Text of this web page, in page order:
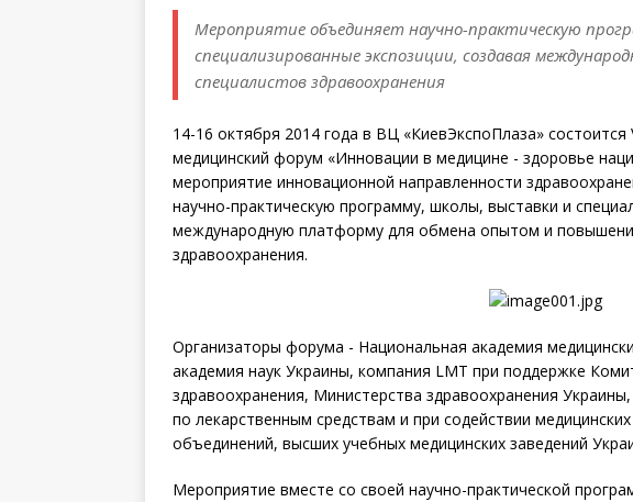
Мероприятие объединяет научно-практическую
специализированные экспозиции, создавая
специалистов здравоохранения
14-16 октября 2014 года в ВЦ «КиевЭкспоПлаза»
медицинский форум «Инновации в медицине - здоровье
мероприятие инновационной направленности
научно-практическую программу, школы, выставки и
международную платформу для обмена опытом и
здравоохранения.
Организаторы форума - Национальная академия
академия наук Украины, компания LMT при поддержке
здравоохранения, Министерства здравоохранения
по лекарственным средствам и при содействии
объединений, высших учебных медицинских заведений
Мероприятие вместе со своей научно-практической